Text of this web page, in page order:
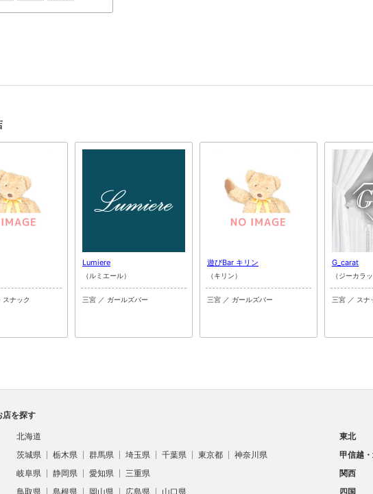
スナック
Lumiere
（ルミエール）
三宮 ／ ガールズバー
遊びBar キリン
（キリン）
三宮 ／ ガールズバー
G_carat
（ジーカラッ
三宮 ／ スナ
店を探す
北海道 東北
茨城県 栃木県 群馬県 埼玉県 千葉県 東京都 神奈川県 甲信越
岐阜県 静岡県 愛知県 三重県 関西
鳥取県 島根県 岡山県 広島県 山口県 四国